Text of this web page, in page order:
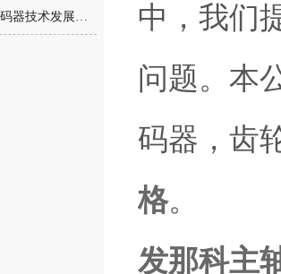
长春加锐磁感应编码器技术发展走向
中，我们
问题。本
码器，齿
格。
发那科主